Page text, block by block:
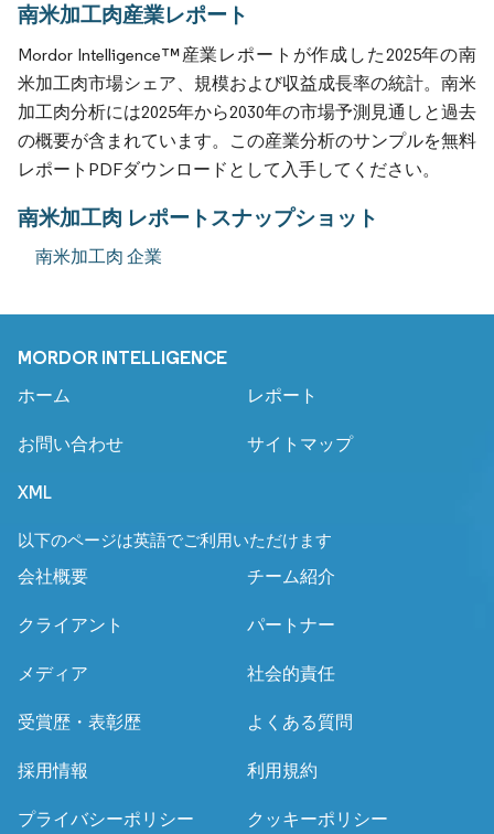
南米加工肉産業レポート
Mordor Intelligence™産業レポートが作成した2025年の南
米加工肉市場シェア、規模および収益成長率の統計。南米
加工肉分析には2025年から2030年の市場予測見通しと過去
の概要が含まれています。この産業分析のサンプルを無料
レポートPDFダウンロードとして入手してください。
南米加工肉 レポートスナップショット
南米加工肉 企業
MORDOR INTELLIGENCE
ホーム レポート
お問い合わせ サイトマップ
XML
以下のページは英語でご利用いただけます
会社概要
チーム紹介
クライアント パートナー
メディア 社会的責任
受賞歴・表彰歴 よくある質問
採用情報 利用規約
プライバシーポリシー クッキーポリシー